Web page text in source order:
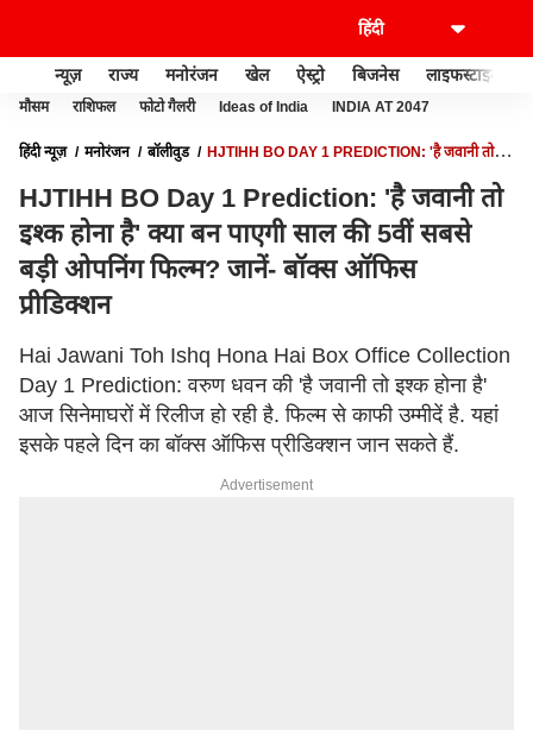
न्यूज़ राज्य मनोरंजन खेल ऐस्ट्रो बिजनेस लाइफस्टाइल
मौसम राशिफल फोटो गैलरी Ideas of India INDIA AT 2047
हिंदी न्यूज़ मनोरंजन बॉलीवुड
HJTIHH BO DAY 1 PREDICTION: 'है जवानी तो
प्रीडिक्शन
HJTIHH BO Day 1 Prediction: 'है जवानी तो
इश्क होना है' क्या बन पाएगी साल की 5वीं सबसे
बड़ी ओपनिंग फिल्म? जानें- बॉक्स ऑफिस
प्रीडिक्शन
Hai Jawani Toh Ishq Hona Hai Box Office Collection
Day 1 Prediction: वरुण धवन की 'है जवानी तो इश्क होना है'
आज सिनेमाघरों में रिलीज हो रही है. फिल्म से काफी उम्मीदें है. यहां
इसके पहले दिन का बॉक्स ऑफिस प्रीडिक्शन जान सकते हैं.
Advertisement